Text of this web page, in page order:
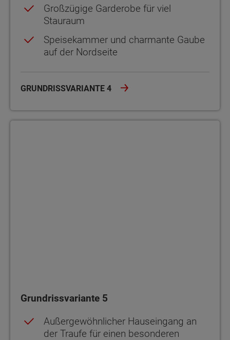
Großzügige Garderobe für viel
Stauraum
Speisekammer und charmante Gaube
auf der Nordseite
GRUNDRISSVARIANTE 4
Grundrissvariante 5
Außergewöhnlicher Hauseingang an
der Traufe für einen besonderen